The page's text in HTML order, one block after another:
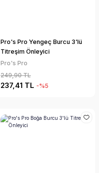
Pro's Pro Yengeç Burcu 3'lü
Titreşim Önleyici
Pro's Pro
249,90 TL
237,41 TL -%5